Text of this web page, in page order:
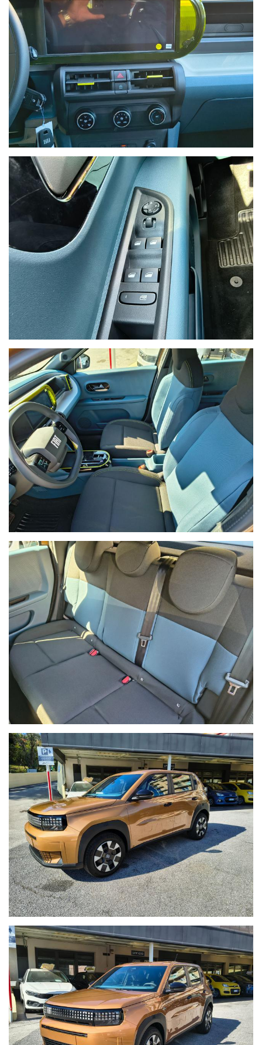
Ho letto e accettol'informativa privacy*
Acconsento al trattamento dei miei dati per finalità di
marketing
Invia
Queste informazioni non saranno condivise con terze parti